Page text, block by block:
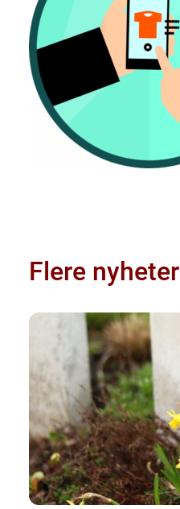
Flere nyheter